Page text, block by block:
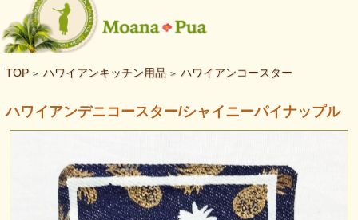
TOP > ハワイアンキッチン用品 > ハワイアンコースター
ハワイアンデニコースター/シャイニーパイナップル